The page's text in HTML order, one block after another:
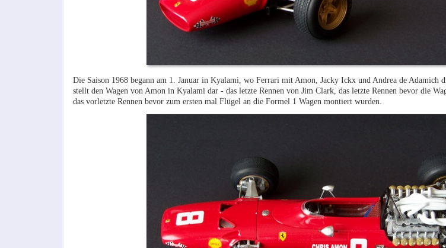
Die Saison 1968 begann am 1. Januar in Kyalami, wo Ferrari mit Amon, Jacky Ickx und Andrea de Adamich
stellt den Wagen von Amon in Kyalami dar - das letzte Rennen von Jim Clark, das letzte Rennen bevor die
das vorletzte Rennen bevor zum ersten mal Flügel an die Formel 1 Wagen montiert wurden.